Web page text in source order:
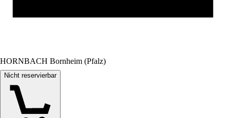
HORNBACH Bornheim (Pfalz)
Nicht reservierbar